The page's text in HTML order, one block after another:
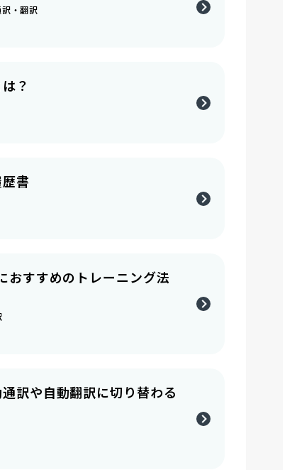
・翻訳
？
書
おすすめのトレーニング法
訳や自動翻訳に切り替わる